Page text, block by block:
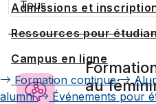
Admissions et
Ressources pour
Campus en ligne
Formation continue
alumni
Événements pour
au